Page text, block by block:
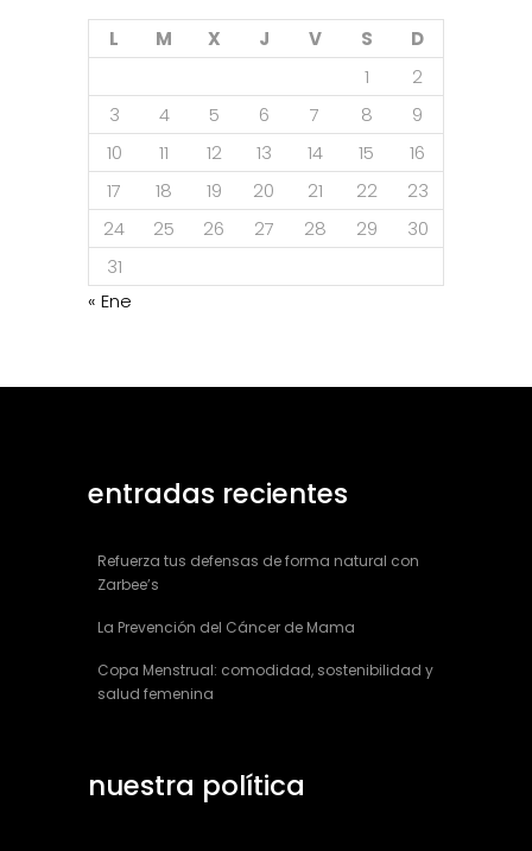
L M X J V S
D
1
2
3
4 5 6 7 8
9
10
11 12 13 14 15
16
17
18 19 20 21 22
23
24
25 26 27 28 29
30
31
« Ene
entradas recientes
Refuerza tus defensas de forma natural con
Zarbee’s
La Prevención del Cáncer de Mama
Copa Menstrual: comodidad, sostenibilidad y
salud femenina
nuestra política